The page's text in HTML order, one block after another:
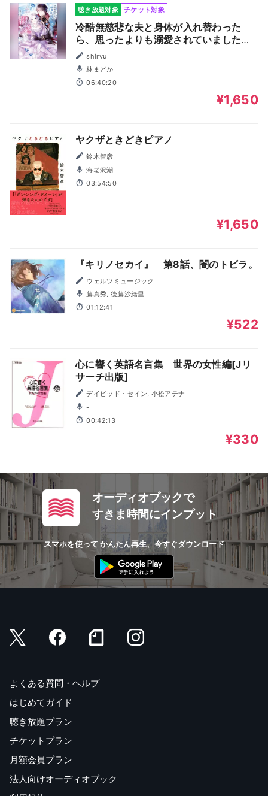
聴き放題対象 チケット対象
冷酷無慈悲な夫と身体が入れ替わった
ら、思ったよりも溺愛されていました
（ガガガ文庫）
shiryu
林まどか
06:40:20
¥1,650
ヤクザときどきピアノ
鈴木智彦
海老沢潮
03:54:50
¥1,650
『キリノセカイ』 第8話、闇のトビラ。
ウェルツミュージック
藤真秀, 後藤沙緒里
01:12:41
¥522
心に響く英語名言集 世界の女性編[Jリ
サーチ出版]
デイビッド・セイン, 小松アテナ
-
00:42:13
¥330
オーディオブックで
すきま時間にインプット
スマホを使って かんたん再生、今すぐダウンロード
よくある質問・ヘルプ
はじめてガイド
聴き放題プラン
チケットプラン
月額会員プラン
法人向けオーディオブック